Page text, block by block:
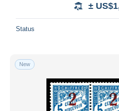
±
Status
New